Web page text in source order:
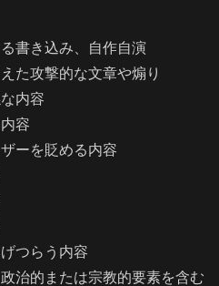
書き込み、自作自演
た攻撃的な文章や煽り
内容
容
ーを貶める内容
つらう内容
治的または宗教的要素を含む